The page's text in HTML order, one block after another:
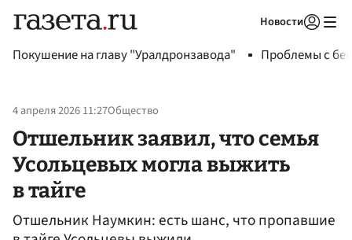
Новости
Покушение на главу "Уралдронзавода" Проблемы с
4 апреля 2026 11:27Общество
Отшельник заявил, что семья
Усольцевых могла выжить
в тайге
Отшельник Наумкин: есть шанс, что пропавшие